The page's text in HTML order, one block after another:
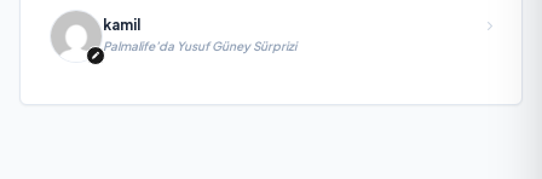
kamil
Palmalife’da Yusuf Güney Sürprizi